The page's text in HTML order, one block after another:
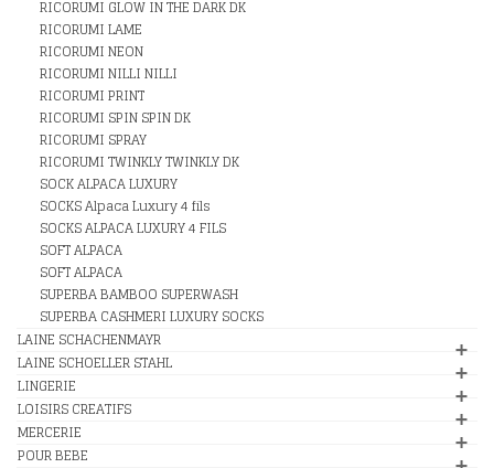
RICORUMI GLOW IN THE DARK DK
RICORUMI LAME
RICORUMI NEON
RICORUMI NILLI NILLI
RICORUMI PRINT
RICORUMI SPIN SPIN DK
RICORUMI SPRAY
RICORUMI TWINKLY TWINKLY DK
SOCK ALPACA LUXURY
SOCKS Alpaca Luxury 4 fils
SOCKS ALPACA LUXURY 4 FILS
SOFT ALPACA
SOFT ALPACA
SUPERBA BAMBOO SUPERWASH
SUPERBA CASHMERI LUXURY SOCKS
LAINE SCHACHENMAYR
LAINE SCHOELLER STAHL
LINGERIE
LOISIRS CREATIFS
MERCERIE
POUR BEBE